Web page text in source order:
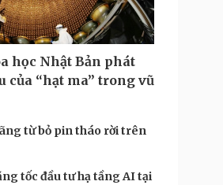
học Nhật Bản phát
của “hạt ma” trong vũ
từ bỏ pin tháo rời trên
tốc đầu tư hạ tầng AI tại